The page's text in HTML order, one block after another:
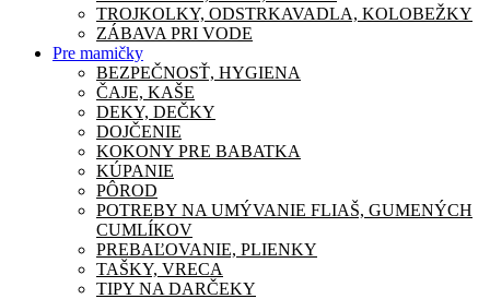
TROJKOLKY, ODSTRKAVADLA, KOLOBEŽKY
ZÁBAVA PRI VODE
Pre mamičky
BEZPEČNOSŤ, HYGIENA
ČAJE, KAŠE
DEKY, DEČKY
DOJČENIE
KOKONY PRE BABATKA
KÚPANIE
PÔROD
POTREBY NA UMÝVANIE FLIAŠ, GUMENÝCH
CUMLÍKOV
PREBAĽOVANIE, PLIENKY
TAŠKY, VRECA
TIPY NA DARČEKY